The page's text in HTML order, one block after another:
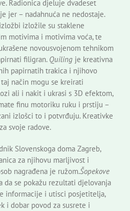
Radionica djeluje dvadeset
jer – nadahnuća ne nedostaje.
izložile su staklene
motivima i motivima voća, te
novousvojenom tehnikom
filigran. Quiling je kreativna
papirnatih trakica i njihovo
način mogu se kreirati
ali i nakit i ukrasi s 3D efektom,
finu motoriku ruku i prstiju –
izlošci to i potvrđuju. Kreativke
svoje radove.
Slovenskoga doma Zagreb,
za njihovu marljivost i
nagrađena je ružom.Šopekove
da se pokažu rezultati djelovanja
informacije i utisci posjetitelja,
i dobar povod za susrete i